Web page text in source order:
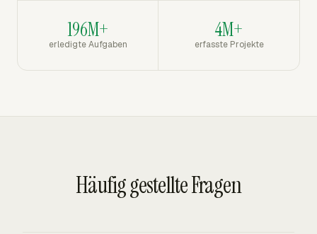
196M+
erledigte Aufgaben
4M+
erfasste Projekte
Häufig gestellte Fragen